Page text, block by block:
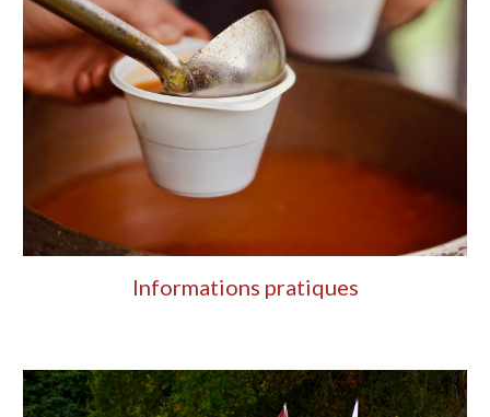
Informations pratiques